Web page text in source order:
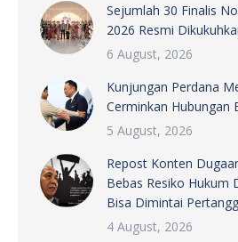
Sejumlah 30 Finalis
2026 Resmi
6 August, 2026
Kunjungan Perdana
Cerminkan Hubungan
5 August, 2026
Repost Konten
Bebas Resiko Hukum
Bisa Dimintai
4 August, 2026